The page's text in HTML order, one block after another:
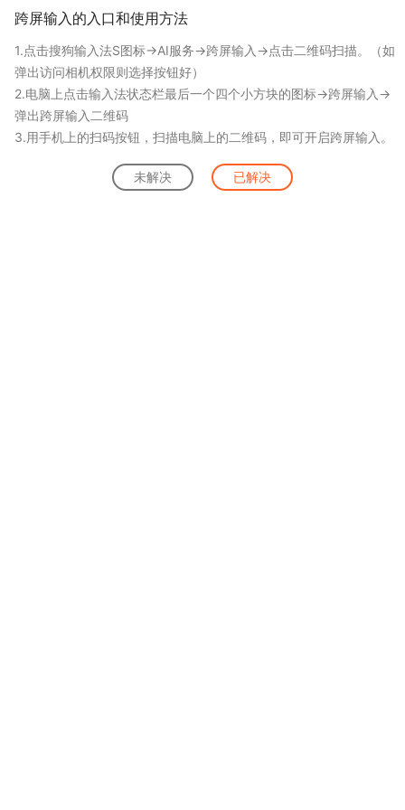
跨屏输入的入口和使用方法
1.点击搜狗输入法S图标→AI服务→跨屏输入→点击二维码扫描。（如
弹出访问相机权限则选择按钮好）
2.电脑上点击输入法状态栏最后一个四个小方块的图标→跨屏输入→
弹出跨屏输入二维码
3.用手机上的扫码按钮，扫描电脑上的二维码，即可开启跨屏输入。
未解决 已解决